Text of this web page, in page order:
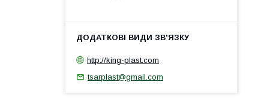
http://king-plast.com
tsarplast@gmail.com